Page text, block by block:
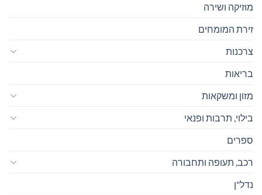
מוזיקה ושירה
זירת המומחים
צרכנות
בריאות
מזון ומשקאות
בילוי, תרבות ופנאי
ספרים
רכב, תעופה ותחבורה
נדל"ן